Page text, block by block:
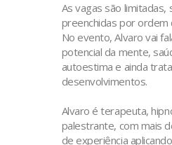
As vagas são limitadas,
preenchidas por ordem
No evento, Alvaro vai
potencial da mente,
autoestima e ainda
desenvolvimentos.
Alvaro é terapeuta,
palestrante, com mais
de experiência